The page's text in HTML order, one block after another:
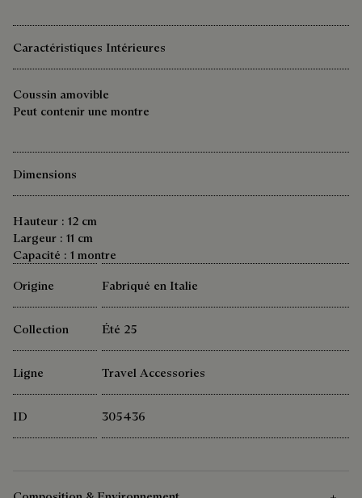
Caractéristiques Intérieures
Coussin amovible
Peut contenir une montre
Dimensions
Hauteur : 12 cm
Largeur : 11 cm
Capacité : 1 montre
Origine
Fabriqué en Italie
Collection Été 25
Ligne Travel Accessories
ID 305436